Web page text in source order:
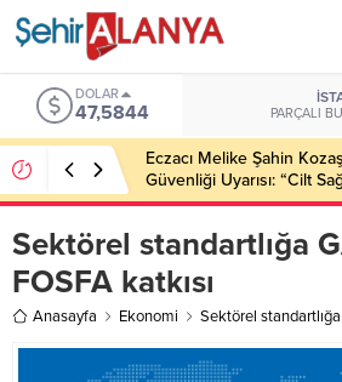
DOLAR
47,5844 PARÇALI
Eczacı Melike Şahin
Güvenliği Uyarısı: “Cilt
ve Güvenilir Ürün
Sektörel standartlığa
FOSFA katkısı
Anasayfa Ekonomi Sektörel